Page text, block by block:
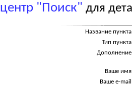
центр "Поиск" для
Название
Тип
Ваше
Ваше e-